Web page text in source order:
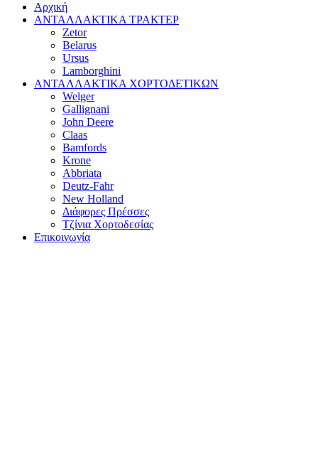
Αρχική
ΑΝΤΑΛΛΑΚΤΙΚΑ ΤΡΑΚΤΕΡ
Zetor
Belarus
Ursus
Lamborghini
ΑΝΤΑΛΛΑΚΤΙΚΑ ΧΟΡΤΟΔΕΤΙΚΩΝ
Welger
Gallignani
John Deere
Claas
Bamfords
Krone
Abbriata
Deutz-Fahr
New Holland
Διάφορες Πρέσσες
Τζίνια Χορτοδεσίας
Επικοινωνία